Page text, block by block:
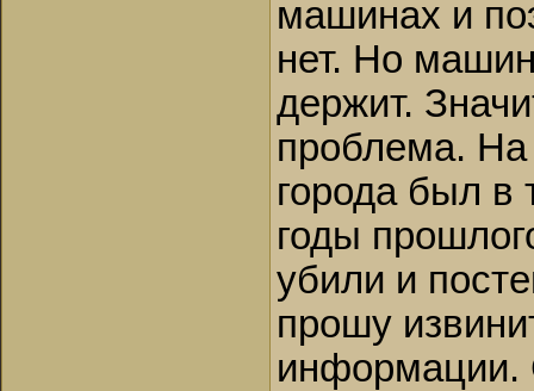
машинах и
нет. Но
держит.
проблема. На
города был в
годы
убили и
прошу
информации.